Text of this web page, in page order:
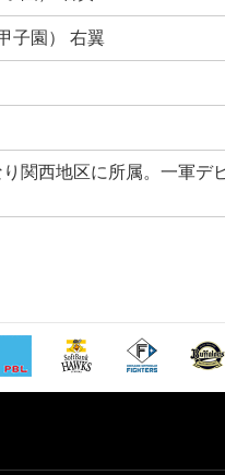
子園） 右翼
関西地区に所属。一軍デ